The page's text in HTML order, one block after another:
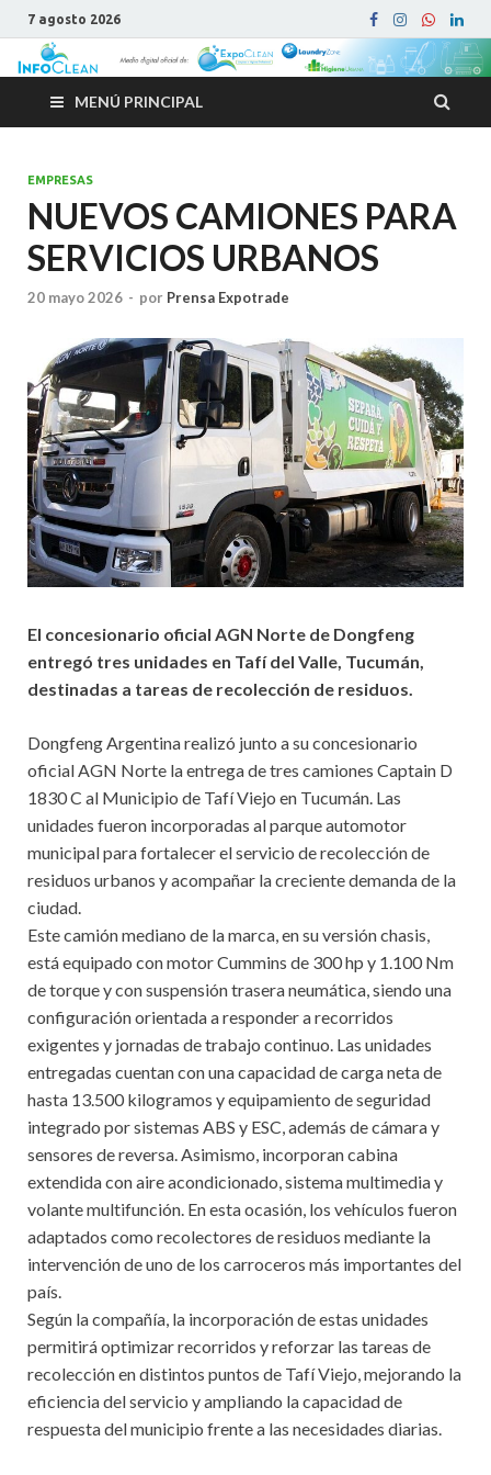
7 agosto 2026
MENÚ PRINCIPAL
EMPRESAS
NUEVOS CAMIONES PARA
SERVICIOS URBANOS
20 mayo 2026 - por Prensa Expotrade
El concesionario oficial AGN Norte de Dongfeng
entregó tres unidades en Tafí del Valle, Tucumán,
destinadas a tareas de recolección de residuos.
Dongfeng Argentina realizó junto a su concesionario
oficial AGN Norte la entrega de tres camiones Captain D
1830 C al Municipio de Tafí Viejo en Tucumán. Las
unidades fueron incorporadas al parque automotor
municipal para fortalecer el servicio de recolección de
residuos urbanos y acompañar la creciente demanda de la
ciudad.
Este camión mediano de la marca, en su versión chasis,
está equipado con motor Cummins de 300 hp y 1.100 Nm
de torque y con suspensión trasera neumática, siendo una
configuración orientada a responder a recorridos
exigentes y jornadas de trabajo continuo. Las unidades
entregadas cuentan con una capacidad de carga neta de
hasta 13.500 kilogramos y equipamiento de seguridad
integrado por sistemas ABS y ESC, además de cámara y
sensores de reversa. Asimismo, incorporan cabina
extendida con aire acondicionado, sistema multimedia y
volante multifunción. En esta ocasión, los vehículos fueron
adaptados como recolectores de residuos mediante la
intervención de uno de los carroceros más importantes del
país.
Según la compañía, la incorporación de estas unidades
permitirá optimizar recorridos y reforzar las tareas de
recolección en distintos puntos de Tafí Viejo, mejorando la
eficiencia del servicio y ampliando la capacidad de
respuesta del municipio frente a las necesidades diarias.